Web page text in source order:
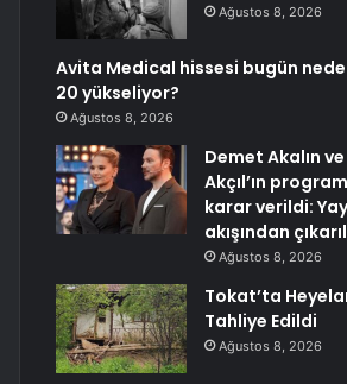
Ağustos 8, 2026
Avita Medical hissesi bugün
20 yükseliyor?
Ağustos 8, 2026
Demet Akalın
Akçıl’ın
karar verildi:
akışından
Ağustos 8, 2026
Tokat’ta
Tahliye Edildi
Ağustos 8, 2026